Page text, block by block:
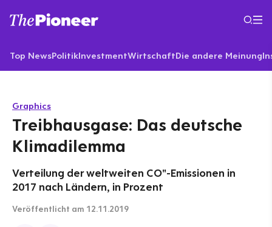
Top NewsPolitikInvestmentWirtschaftDie andere Meinung
Graphics
Treibhausgase: Das deutsche
Klimadilemma
Verteilung der weltweiten CO"-Emissionen in
2017 nach Ländern, in Prozent
Veröffentlicht am 12.11.2019